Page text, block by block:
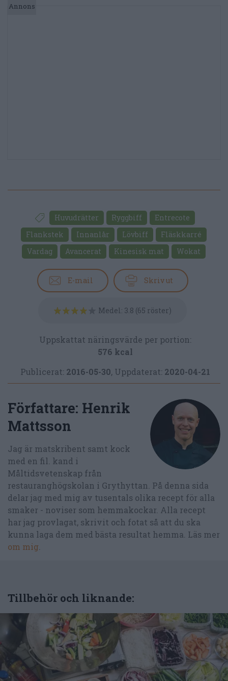
Huvudrätter Ryggbiff
Entrecote
Flankstek
Innanlår Lövbiff
Fläskkarré
Vardag
Avancerat Kinesisk mat Wokat
E-mail Skriv ut
Medel: 3.8 (65 röster)
Uppskattat näringsvärde per portion:
576 kcal
Publicerat: 2016-05-30, Uppdaterat: 2020-04-21
Författare: Henrik
Mattsson
Jag är matskribent samt kock
med en fil. kand i
Måltidsvetenskap från
restauranghögskolan i Grythyttan. På denna sida
delar jag med mig av tusentals olika recept för alla
smaker - noviser som hemmakockar. Alla recept
har jag provlagat, skrivit och fotat så att du ska
kunna laga dem med bästa resultat hemma. Läs mer
om mig
Tillbehör och liknande: